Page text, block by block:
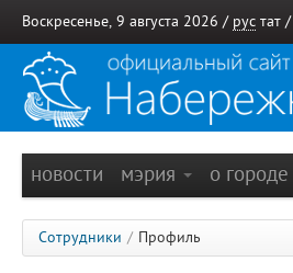
Воскресенье, 9 августа 2026 / рус тат /
новости мэрия о городе
Сотрудники / Профиль